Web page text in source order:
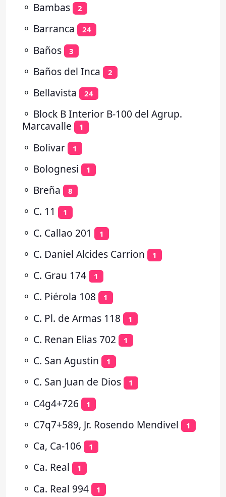
⚬ Bambas 2
⚬ Barranca 24
⚬ Baños 3
⚬ Baños del Inca 2
⚬ Bellavista 24
⚬ Block B Interior B-100 del Agrup.
Marcavalle
1
⚬ Bolivar 1
⚬ Bolognesi 1
⚬ Breña 8
⚬ C. 11 1
⚬ C. Callao 201 1
⚬ C. Daniel Alcides Carrion 1
⚬ C. Grau 174 1
⚬ C. Piérola 108 1
⚬ C. Pl. de Armas 118 1
⚬ C. Renan Elias 702 1
⚬ C. San Agustin 1
⚬ C. San Juan de Dios 1
⚬ C4g4+726 1
⚬ C7q7+589, Jr. Rosendo Mendivel 1
⚬ Ca, Ca-106 1
⚬ Ca. Real 1
⚬ Ca. Real 994 1